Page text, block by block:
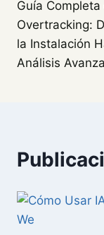
de
entradas
Guía Completa
Overtracking:
la Instalación
Análisis